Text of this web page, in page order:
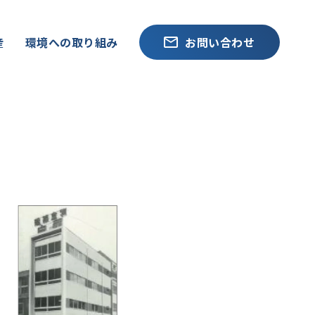
環境への取り組み お問い合わせ